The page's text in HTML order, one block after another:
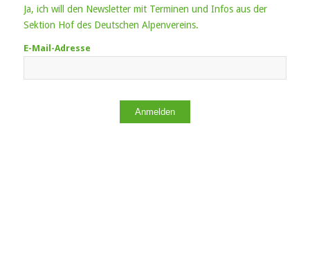
Ja, ich will den Newsletter mit Terminen und Infos aus der
Sektion Hof des Deutschen Alpenvereins.
E-Mail-Adresse
Anmelden